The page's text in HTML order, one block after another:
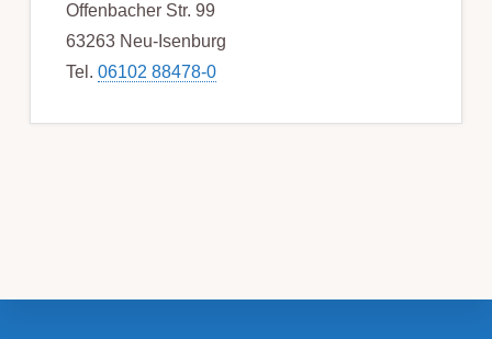
Offenbacher Str. 99
63263 Neu-Isenburg
Tel. 06102 88478-0